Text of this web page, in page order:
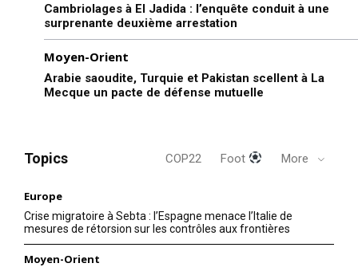
Cambriolages à El Jadida : l’enquête conduit à une
surprenante deuxième arrestation
Moyen-Orient
Arabie saoudite, Turquie et Pakistan scellent à La
Mecque un pacte de défense mutuelle
Topics COP22 Foot More
Europe
Crise migratoire à Sebta : l’Espagne menace l’Italie de
mesures de rétorsion sur les contrôles aux frontières
Moyen-Orient